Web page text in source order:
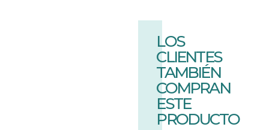
LOS
CLIENTES
TAMBIÉN
COMPRAN
ESTE
PRODUCTO